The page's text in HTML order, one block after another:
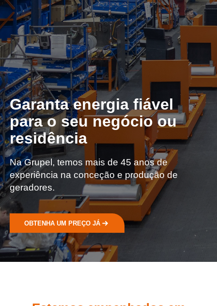
Garanta energia fiável
para o seu negócio ou
residência
Na Grupel, temos mais de 45 anos de
experiência na conceção e produção de
geradores.
OBTENHA UM PREÇO JÁ